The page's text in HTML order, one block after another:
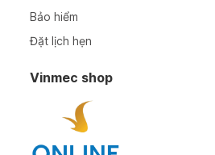
Bảo hiểm
Đặt lịch hẹn
Vinmec shop